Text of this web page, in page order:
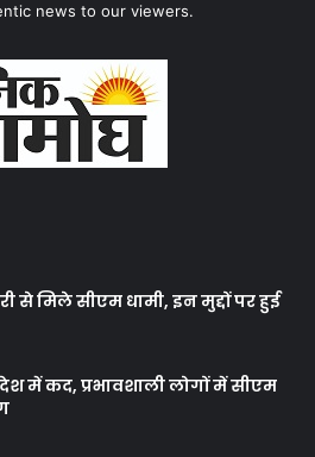
news to our viewers.
से मिले सीएम धामी, इन मुद्दों पर हुई
में कद, प्रभावशाली लोगों में सीएम